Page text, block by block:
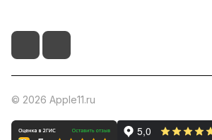
© 2026 Apple11.ru